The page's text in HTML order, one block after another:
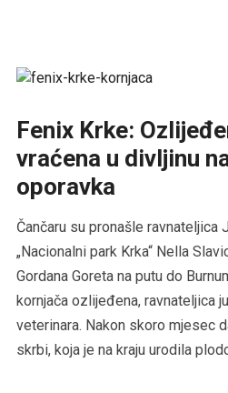
Fenix Krke:
vraćena u divljinu
oporavka
Čančaru su pronašle ravnateljica
„Nacionalni park Krka“ Nella
Gordana Goreta na putu do
kornjača ozlijeđena, ravnateljica
veterinara. Nakon skoro mjesec
skrbi, koja je na kraju urodila